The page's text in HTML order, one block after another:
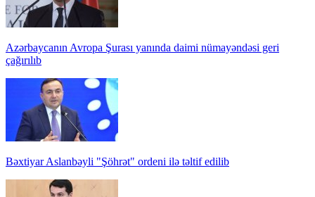
Azərbaycanın Avropa Şurası yanında daimi nümayəndəsi geri
çağırılıb
Bəxtiyar Aslanbəyli "Şöhrət" ordeni ilə təltif edilib